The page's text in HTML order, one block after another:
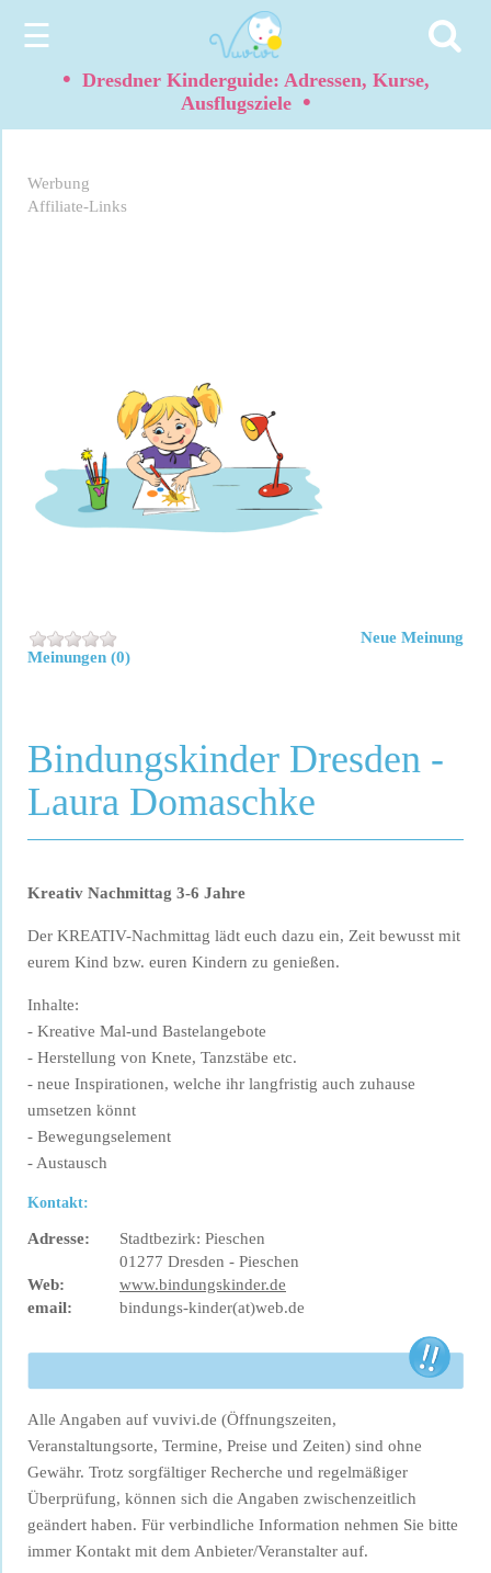
☰
• Dresdner Kinderguide: Adressen, Kurse,
Ausflugsziele •
Werbung
Affiliate-Links
Meinungen (0)
Neue Meinung
Bindungskinder Dresden -
Laura Domaschke
Kreativ Nachmittag 3-6 Jahre
Der KREATIV-Nachmittag lädt euch dazu ein, Zeit bewusst mit
eurem Kind bzw. euren Kindern zu genießen.
Inhalte:
- Kreative Mal-und Bastelangebote
- Herstellung von Knete, Tanzstäbe etc.
- neue Inspirationen, welche ihr langfristig auch zuhause
umsetzen könnt
- Bewegungselement
- Austausch
Kontakt:
Adresse:
Stadtbezirk: Pieschen
01277 Dresden - Pieschen
Web:
www.bindungskinder.de
email:
bindungs-kinder(at)web.de
Alle Angaben auf vuvivi.de (Öffnungszeiten,
Veranstaltungsorte, Termine, Preise und Zeiten) sind ohne
Gewähr. Trotz sorgfältiger Recherche und regelmäßiger
Überprüfung, können sich die Angaben zwischenzeitlich
geändert haben. Für verbindliche Information nehmen Sie bitte
immer Kontakt mit dem Anbieter/Veranstalter auf.